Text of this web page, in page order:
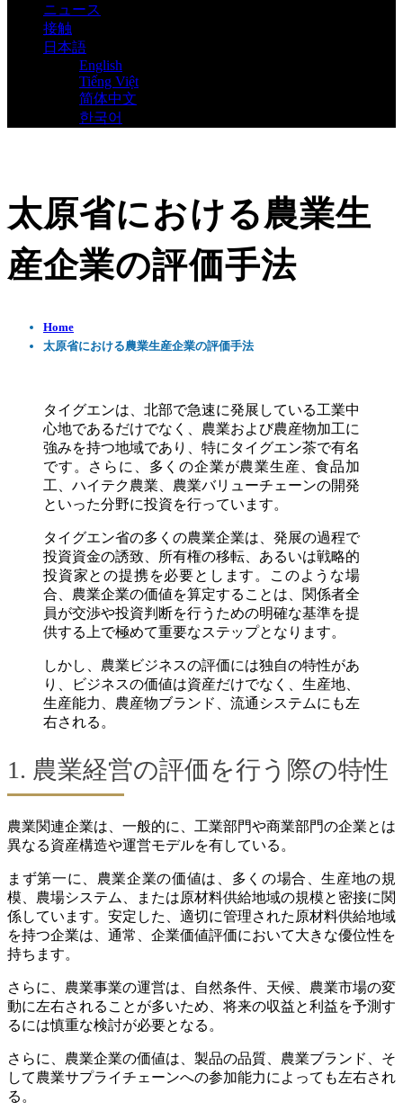
ニュース
接触
日本語
English
Tiếng Việt
简体中文
한국어
太原省における農業生
産企業の評価手法
Home
太原省における農業生産企業の評価手法
タイグエンは、北部で急速に発展している工業中
心地であるだけでなく、農業および農産物加工に
強みを持つ地域であり、特にタイグエン茶で有名
です。さらに、多くの企業が農業生産、食品加
工、ハイテク農業、農業バリューチェーンの開発
といった分野に投資を行っています。
タイグエン省の多くの農業企業は、発展の過程で
投資資金の誘致、所有権の移転、あるいは戦略的
投資家との提携を必要とします。このような場
合、農業企業の価値を算定することは、関係者全
員が交渉や投資判断を行うための明確な基準を提
供する上で極めて重要なステップとなります。
しかし、農業ビジネスの評価には独自の特性があ
り、ビジネスの価値は資産だけでなく、生産地、
生産能力、農産物ブランド、流通システムにも左
右される。
1. 農業経営の評価を行う際の特性
農業関連企業は、一般的に、工業部門や商業部門の企業とは
異なる資産構造や運営モデルを有している。
まず第一に、農業企業の価値は、多くの場合、生産地の規
模、農場システム、または原材料供給地域の規模と密接に関
係しています。安定した、適切に管理された原材料供給地域
を持つ企業は、通常、企業価値評価において大きな優位性を
持ちます。
さらに、農業事業の運営は、自然条件、天候、農業市場の変
動に左右されることが多いため、将来の収益と利益を予測す
るには慎重な検討が必要となる。
さらに、農業企業の価値は、製品の品質、農業ブランド、そ
して農業サプライチェーンへの参加能力によっても左右され
る。